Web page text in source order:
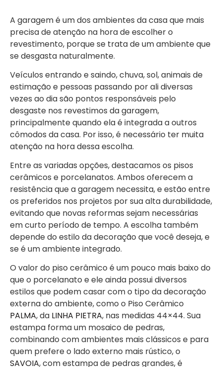
A garagem é um dos ambientes da casa que mais
precisa de atenção na hora de escolher o
revestimento, porque se trata de um ambiente que
se desgasta naturalmente.
Veículos entrando e saindo, chuva, sol, animais de
estimação e pessoas passando por ali diversas
vezes ao dia são pontos responsáveis pelo
desgaste nos revestimos da garagem,
principalmente quando ela é integrada a outros
cômodos da casa. Por isso, é necessário ter muita
atenção na hora dessa escolha.
Entre as variadas opções, destacamos os pisos
cerâmicos e porcelanatos. Ambos oferecem a
resistência que a garagem necessita, e estão entre
os preferidos nos projetos por sua alta durabilidade,
evitando que novas reformas sejam necessárias
em curto período de tempo. A escolha também
depende do estilo da decoração que você deseja, e
se é um ambiente integrado.
O valor do piso cerâmico é um pouco mais baixo do
que o porcelanato e ele ainda possui diversos
estilos que podem casar com o tipo da decoração
externa do ambiente, como o Piso Cerâmico
PALMA, da LINHA PIETRA, nas medidas 44×44. Sua
estampa forma um mosaico de pedras,
combinando com ambientes mais clássicos e para
quem prefere o lado externo mais rústico, o
SAVOIA, com estampa de pedras grandes, é